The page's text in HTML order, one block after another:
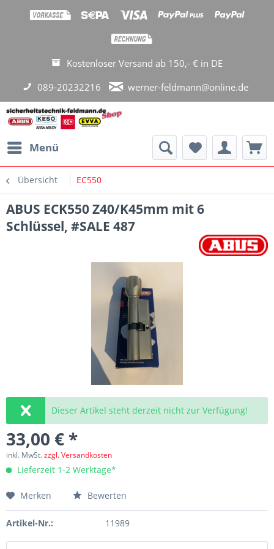
Kostenloser Versand ab 150,- € in DE
089-20232216
werner-feldmann@online.de
Menü
Übersicht EC550
ABUS ECK550 Z40/K45mm mit 6
Schlüssel, #SALE 487
Dieser Artikel steht derzeit nicht zur Verfügung!
33,00 € *
inkl. MwSt.zzgl. Versandkosten
Lieferzeit 1-2 Werktage*
Merken Bewerten
Artikel-Nr.: 11989